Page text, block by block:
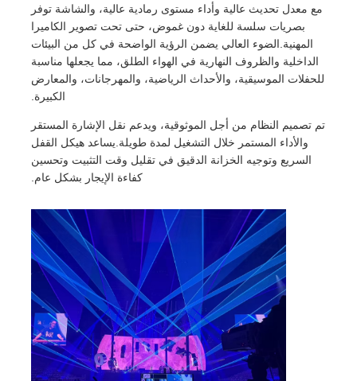
عرض الواقع الافتراضي
جولة في المصنع
اتصل بنا
مع معدل تحديث عالية وأداء مستوى رمادية عالية، والشاشة توفر
بصريات سلسة للغاية دون غموض، حتى تحت تصوير الكاميرا
المهنية.الضوء العالي يضمن الرؤية الواضحة في كل من البيئات
الداخلية والظروف النهارية في الهواء الطلق، مما يجعلها مناسبة
للحفلات الموسيقية، والأحداث الرياضية، والمهرجانات، والمعارض
الكبيرة.
تم تصميم النظام من أجل الموثوقية، ويدعم نقل الإشارة المستقر
والأداء المستمر خلال التشغيل لمدة طويلة.يساعد هيكل القفل
السريع وتوجيه الخزانة الدقيق في تقليل وقت التثبيت وتحسين
كفاءة الإيجار بشكل عام.